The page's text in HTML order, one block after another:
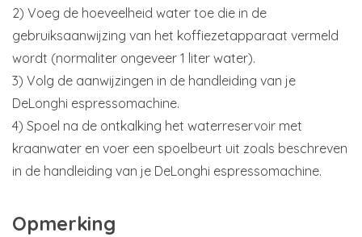
2) Voeg de hoeveelheid water toe die in de
gebruiksaanwijzing van het koffiezetapparaat vermeld
wordt (normaliter ongeveer 1 liter water).
3) Volg de aanwijzingen in de handleiding van je
DeLonghi espressomachine.
4) Spoel na de ontkalking het waterreservoir met
kraanwater en voer een spoelbeurt uit zoals beschreven
in de handleiding van je DeLonghi espressomachine.
Opmerking